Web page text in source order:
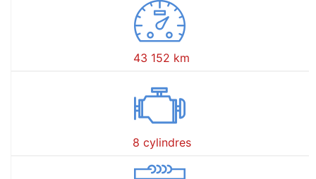
43 152 km
8 cylindres